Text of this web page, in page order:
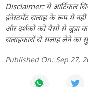
Disclaimer: ये आर्टिकल
इंवेस्टमेंट सलाह के रूप में नहीं
और दर्शकों को पैसों से जुड़ा
सलाहकारों से सलाह लेने का
Published On: Sep 27,